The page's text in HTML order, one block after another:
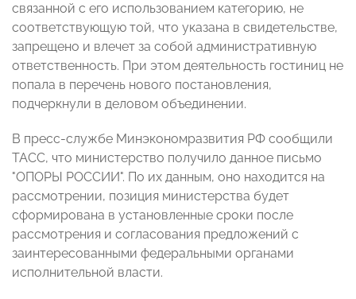
связанной с его использованием категорию, не
соответствующую той, что указана в свидетельстве,
запрещено и влечет за собой административную
ответственность. При этом деятельность гостиниц не
попала в перечень нового постановления,
подчеркнули в деловом объединении.
В пресс-службе Минэкономразвития РФ сообщили
ТАСС, что министерство получило данное письмо
"ОПОРЫ РОССИИ". По их данным, оно находится на
рассмотрении, позиция министерства будет
сформирована в установленные сроки после
рассмотрения и согласования предложений с
заинтересованными федеральными органами
исполнительной власти.